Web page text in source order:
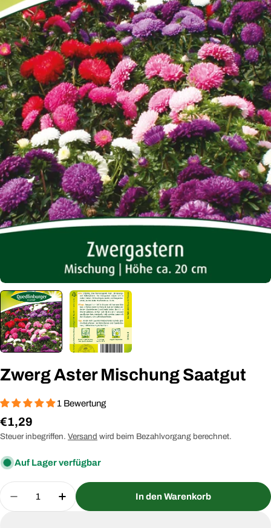
Sie das Medium 0 im Modalformat
Zwerg Aster Mischung Saatgut
1 Bewertung
Regulärer
Preis
€1,29
Steuer inbegriffen. Versand wird beim Bezahlvorgang berechnet.
Auf Lager verfügbar
Menge
Menge für Zwerg Aster Mischung Saatgut
Menge für Zwerg Aster Mischung
In den Warenkorb